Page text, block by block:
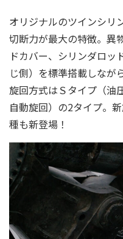
オリジナルのツインシリ
切断力が最大の特徴。異
ドカバー、シリンダロッ
じ側）を標準搭載しなが
旋回方式はＳタイプ（油
自動旋回）の2タイプ。
種も新登場！